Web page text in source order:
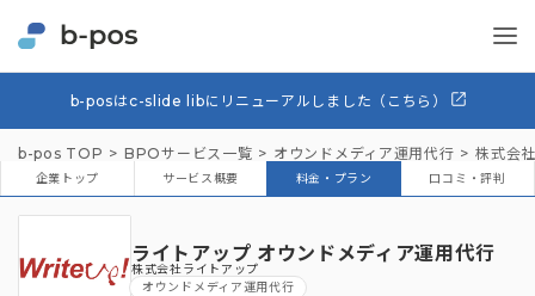
b-posはc-slide libにリニューアルしました（こちら）
b-pos TOP BPOサービス一覧 オウンドメディア運用代行 株式会
企業トップ サービス概要 料金・プラン 口コミ・評判
ライトアップ オウンドメディア運用代行
株式会社ライトアップ
オウンドメディア運用代行